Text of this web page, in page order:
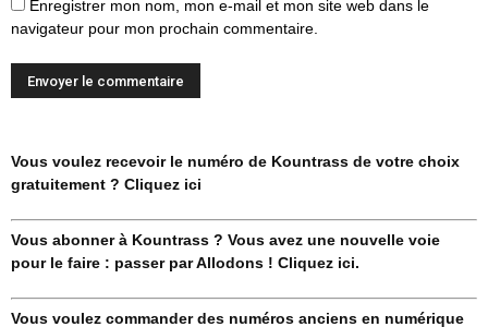
Enregistrer mon nom, mon e-mail et mon site web dans le
navigateur pour mon prochain commentaire.
Vous voulez recevoir le numéro de Kountrass de votre choix
gratuitement ? Cliquez ici
Vous abonner à Kountrass ? Vous avez une nouvelle voie
pour le faire : passer par Allodons ! Cliquez ici.
Vous voulez commander des numéros anciens en numérique